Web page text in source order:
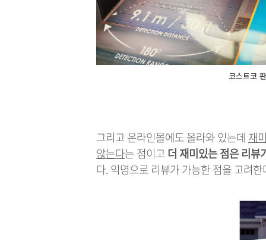
코스트코
그리고 온라인몰에도 올라와 있는데 재
않는다는 점이고더 재미있는 점은 리
다. 익명으로 리뷰가 가능한 점을 고려